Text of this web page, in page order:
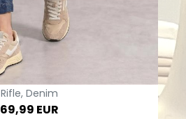
Rifle, Denim
69,99 EUR